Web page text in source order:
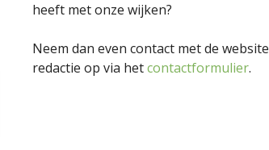
heeft met onze wijken?
Neem dan even contact met de website
redactie op via hetcontactformulier.